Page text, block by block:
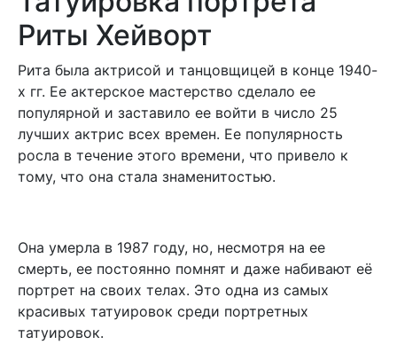
Риты Хейворт
Рита была актрисой и танцовщицей в конце 1940-
х гг. Ее актерское мастерство сделало ее
популярной и заставило ее войти в число 25
лучших актрис всех времен. Ее популярность
росла в течение этого времени, что привело к
тому, что она стала знаменитостью.
Она умерла в 1987 году, но, несмотря на ее
смерть, ее постоянно помнят и даже набивают её
портрет на своих телах. Это одна из самых
красивых татуировок среди портретных
татуировок.